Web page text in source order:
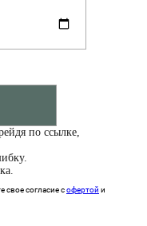
по ссылке,
свое согласие софертой и